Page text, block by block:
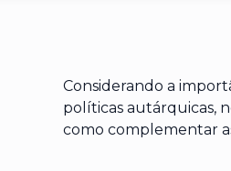
Considerando a
políticas autárquicas,
como complementar